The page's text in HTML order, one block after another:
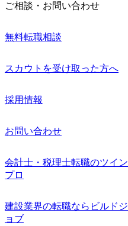
ご相談・お問い合わせ
無料転職相談
スカウトを受け取った方へ
採用情報
お問い合わせ
会計士・税理士転職のツイン
プロ
建設業界の転職ならビルドジ
ョブ